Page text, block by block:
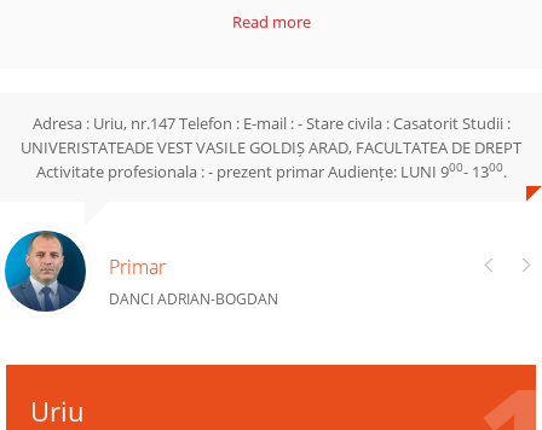
Read more
Adresa : Uriu, nr.147 Telefon : E-mail : - Stare civila : Casatorit Studii :
UNIVERISTATEADE VEST VASILE GOLDIȘ ARAD, FACULTATEA DE DREPT
Activitate profesionala : - prezent primar Audiențe: LUNI 900- 1300.
Primar
DANCI ADRIAN-BOGDAN
Uriu